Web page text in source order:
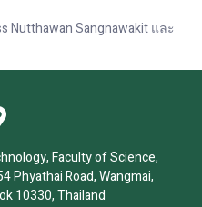
Sangnawakit และ
Faculty of Science,
Phyathai Road, Wangmai,
10330, Thailand